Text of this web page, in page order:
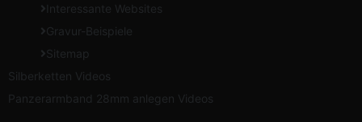
Interessante Websites
Gravur-Beispiele
Sitemap
Silberketten Videos
Panzerarmband 28mm anlegen Videos